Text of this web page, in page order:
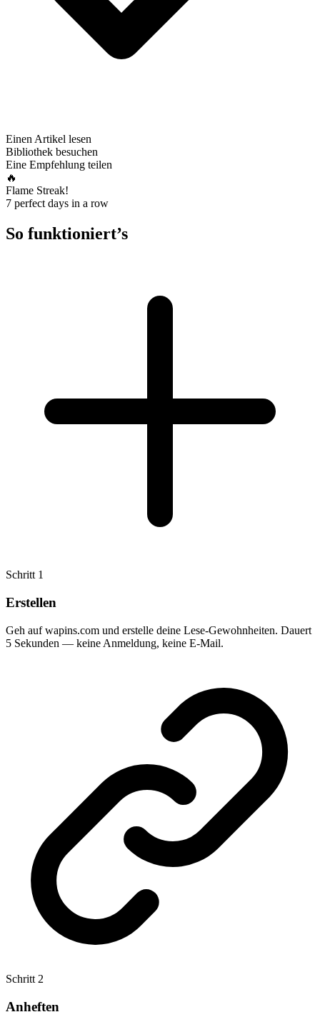
Einen Artikel lesen
Bibliothek besuchen
Eine Empfehlung teilen
🔥
Flame Streak!
7 perfect days in a row
So funktioniert’s
Schritt 1
Erstellen
Geh auf wapins.com und erstelle deine Lese-Gewohnheiten. Dauert
5 Sekunden — keine Anmeldung, keine E-Mail.
Schritt 2
Anheften